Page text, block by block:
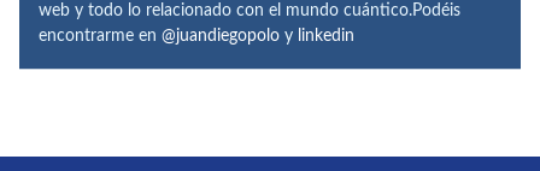
web y todo lo relacionado con el mundo cuántico.Podéis
encontrarme en @juandiegopolo y linkedin